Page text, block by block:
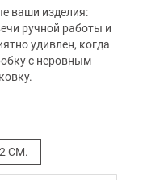
ваши изделия:
ручной работы и
удивлен, когда
с неровным
СМ.